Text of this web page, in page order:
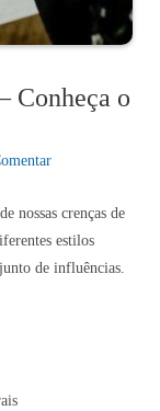
Conheça o
nossas crenças de
estilos
de influências.